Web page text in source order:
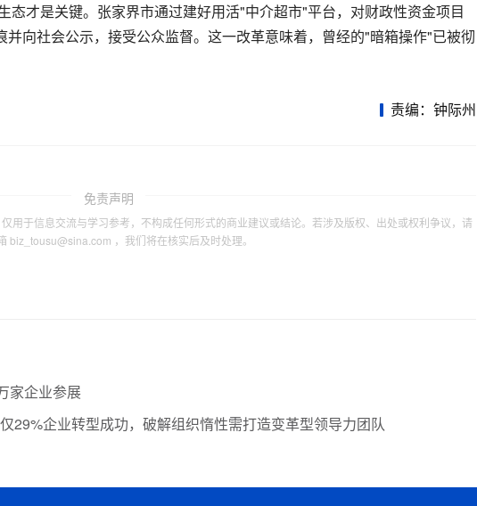
态才是关键。张家界市通过建好用活"中介超市"平台，对财政性资金项目
向社会公示，接受公众监督。这一改革意味着，曾经的"暗箱操作"已被彻
责编：钟际州
免责声明
用于信息交流与学习参考，不构成任何形式的商业建议或结论。若涉及版权、出处或权利争议，请
biz_tousu@sina.com ，我们将在核实后及时处理。
家企业参展
29%企业转型成功，破解组织惰性需打造变革型领导力团队